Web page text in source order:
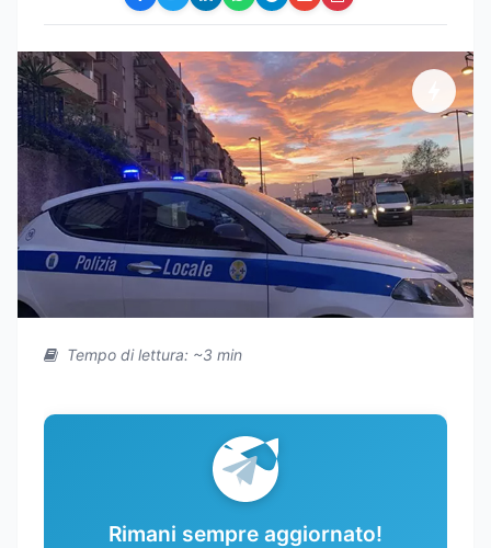
Tempo di lettura: ~3 min
Rimani sempre aggiornato!